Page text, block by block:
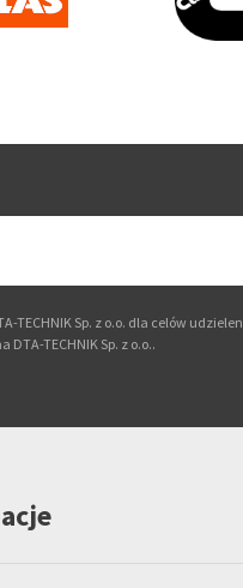
TECHNIK Sp. z o.o. dla celów
TECHNIK Sp. z o.o..